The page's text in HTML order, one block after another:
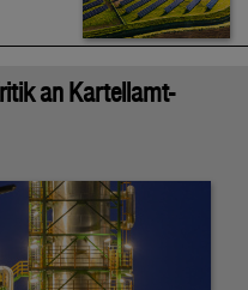
an Kartellamt-